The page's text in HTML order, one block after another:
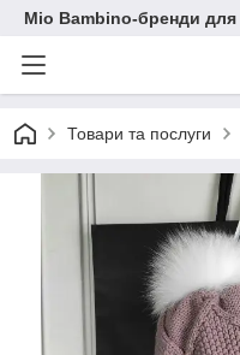
Mio Bambino-бренди
Товари та послуги